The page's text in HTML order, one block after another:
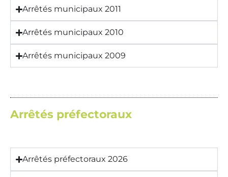
Arrêtés municipaux 2011
Arrêtés municipaux 2010
Arrêtés municipaux 2009
Arrêtés préfectoraux
Arrêtés préfectoraux 2026